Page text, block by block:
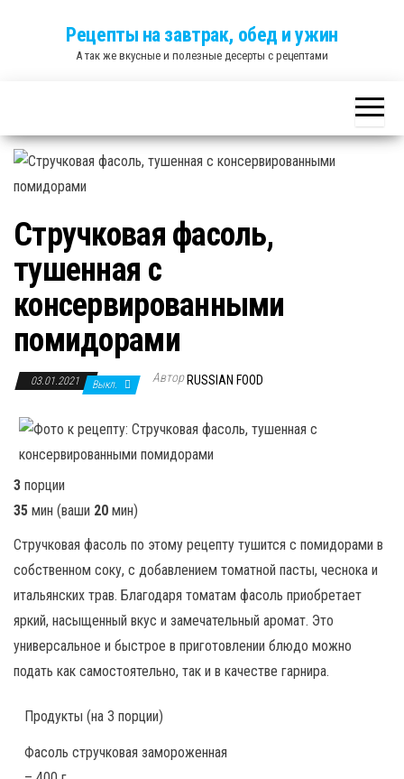
Рецепты на завтрак, обед и ужин
А так же вкусные и полезные десерты с рецептами
Стручковая фасоль,
тушенная с
консервированными
помидорами
03.01.2021 Выкл. Автор RUSSIAN FOOD
3 порции
35 мин (ваши 20 мин)
Стручковая фасоль по этому рецепту тушится с помидорами в
собственном соку, с добавлением томатной пасты, чеснока и
итальянских трав. Благодаря томатам фасоль приобретает
яркий, насыщенный вкус и замечательный аромат. Это
универсальное и быстрое в приготовлении блюдо можно
подать как самостоятельно, так и в качестве гарнира.
Продукты (на 3 порции)
Фасоль стручковая замороженная